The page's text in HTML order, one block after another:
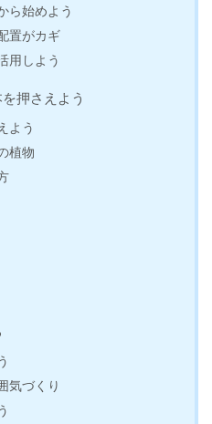
ら始めよう
置がカギ
用しよう
押さえよう
よう
植物
気づくり